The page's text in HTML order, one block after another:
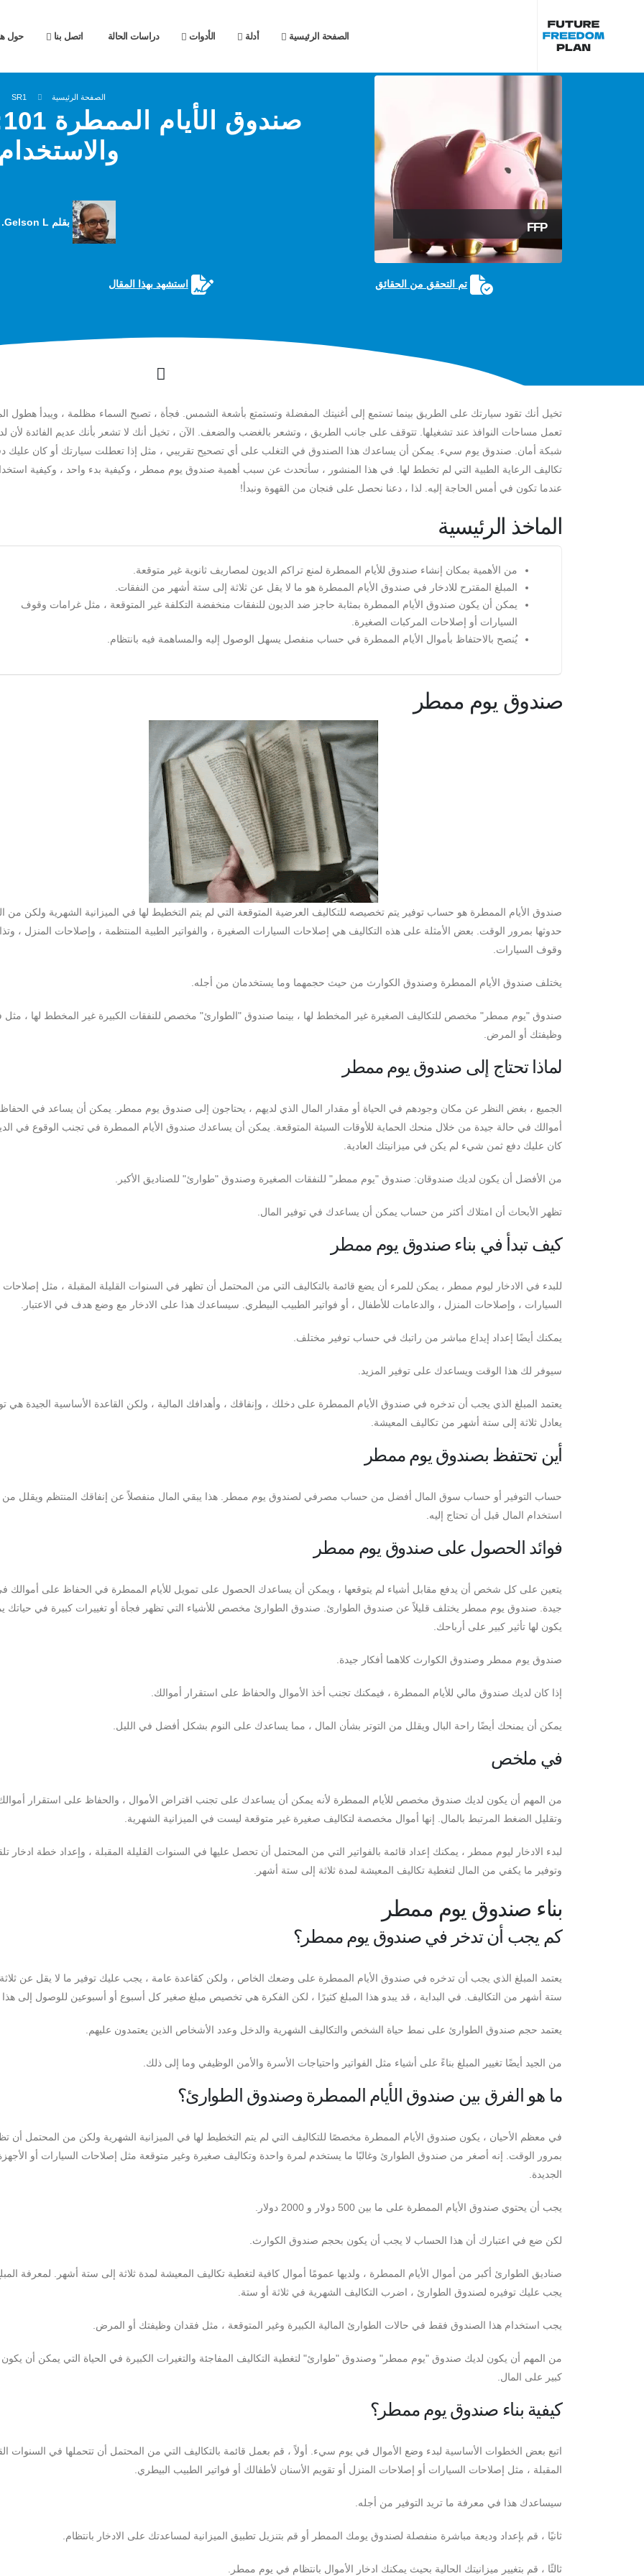
الصفحة الرئيسية أدلة الأدوات دراسات الحالة اتصل بنا حول
FFP
الصفحة الرئيسية SR1
والاستخدام
بقلم Gelson L.
تم التحقق من الحقائق استشهد بهذا المقال
تخيل أنك تقود سيارتك على الطريق بينما تستمع إلى أغنيتك المفضلة وتستمتع بأشعة الشمس. فجأة ، تصبح السماء مظلمة ، ويبدأ هطول
تعمل مساحات النوافذ عند تشغيلها. تتوقف على جانب الطريق ، وتشعر بالغضب والضعف. الآن ، تخيل أنك لا تشعر بأنك عديم الفائدة لأن
شبكة أمان. صندوق يوم سيء. يمكن أن يساعدك هذا الصندوق في التغلب على أي تصحيح تقريبي ، مثل إذا تعطلت سيارتك أو كان عليك
تكاليف الرعاية الطبية التي لم تخطط لها. في هذا المنشور ، سأتحدث عن سبب أهمية صندوق يوم ممطر ، وكيفية بدء واحد ، وكيفية
عندما تكون في أمس الحاجة إليه. لذا ، دعنا نحصل على فنجان من القهوة ونبدأ!
الماخذ الرئيسية
من الأهمية بمكان إنشاء صندوق للأيام الممطرة لمنع تراكم الديون لمصاريف ثانوية غير متوقعة.
المبلغ المقترح للادخار في صندوق الأيام الممطرة هو ما لا يقل عن ثلاثة إلى ستة أشهر من النفقات.
يمكن أن يكون صندوق الأيام الممطرة بمثابة حاجز ضد الديون للنفقات منخفضة التكلفة غير المتوقعة ، مثل غرامات وقوف
السيارات أو إصلاحات المركبات الصغيرة.
يُنصح بالاحتفاظ بأموال الأيام الممطرة في حساب منفصل يسهل الوصول إليه والمساهمة فيه بانتظام.
صندوق يوم ممطر
صندوق الأيام الممطرة هو حساب توفير يتم تخصيصه للتكاليف العرضية المتوقعة التي لم يتم التخطيط لها في الميزانية الشهرية ولكن من
حدوثها بمرور الوقت. بعض الأمثلة على هذه التكاليف هي إصلاحات السيارات الصغيرة ، والفواتير الطبية المنتظمة ، وإصلاحات المنزل ،
وقوف السيارات.
يختلف صندوق الأيام الممطرة وصندوق الكوارث من حيث حجمهما وما يستخدمان من أجله.
صندوق "يوم ممطر" مخصص للتكاليف الصغيرة غير المخطط لها ، بينما صندوق "الطوارئ" مخصص للنفقات الكبيرة غير المخطط لها ، مثل
وظيفتك أو المرض.
لماذا تحتاج إلى صندوق يوم ممطر
الجميع ، بغض النظر عن مكان وجودهم في الحياة أو مقدار المال الذي لديهم ، يحتاجون إلى صندوق يوم ممطر. يمكن أن يساعد في
أموالك في حالة جيدة من خلال منحك الحماية للأوقات السيئة المتوقعة. يمكن أن يساعدك صندوق الأيام الممطرة في تجنب الوقوع في
كان عليك دفع ثمن شيء لم يكن في ميزانيتك العادية.
من الأفضل أن يكون لديك صندوقان: صندوق "يوم ممطر" للنفقات الصغيرة وصندوق "طوارئ" للصناديق الأكبر.
تظهر الأبحاث أن امتلاك أكثر من حساب يمكن أن يساعدك في توفير المال.
كيف تبدأ في بناء صندوق يوم ممطر
للبدء في الادخار ليوم ممطر ، يمكن للمرء أن يضع قائمة بالتكاليف التي من المحتمل أن تظهر في السنوات القليلة المقبلة ، مثل إصلاحات
السيارات ، وإصلاحات المنزل ، والدعامات للأطفال ، أو فواتير الطبيب البيطري. سيساعدك هذا على الادخار مع وضع هدف في الاعتبار.
يمكنك أيضًا إعداد إيداع مباشر من راتبك في حساب توفير مختلف.
سيوفر لك هذا الوقت ويساعدك على توفير المزيد.
يعتمد المبلغ الذي يجب أن تدخره في صندوق الأيام الممطرة على دخلك ، وإنفاقك ، وأهدافك المالية ، ولكن القاعدة الأساسية الجيدة هي
يعادل ثلاثة إلى ستة أشهر من تكاليف المعيشة.
أين تحتفظ بصندوق يوم ممطر
حساب التوفير أو حساب سوق المال أفضل من حساب مصرفي لصندوق يوم ممطر. هذا يبقي المال منفصلاً عن إنفاقك المنتظم ويقلل من
استخدام المال قبل أن تحتاج إليه.
فوائد الحصول على صندوق يوم ممطر
يتعين على كل شخص أن يدفع مقابل أشياء لم يتوقعها ، ويمكن أن يساعدك الحصول على تمويل للأيام الممطرة في الحفاظ على أموالك
جيدة. صندوق يوم ممطر يختلف قليلاً عن صندوق الطوارئ. صندوق الطوارئ مخصص للأشياء التي تظهر فجأة أو تغييرات كبيرة في حياتك
يكون لها تأثير كبير على أرباحك.
صندوق يوم ممطر وصندوق الكوارث كلاهما أفكار جيدة.
إذا كان لديك صندوق مالي للأيام الممطرة ، فيمكنك تجنب أخذ الأموال والحفاظ على استقرار أموالك.
يمكن أن يمنحك أيضًا راحة البال ويقلل من التوتر بشأن المال ، مما يساعدك على النوم بشكل أفضل في الليل.
في ملخص
من المهم أن يكون لديك صندوق مخصص للأيام الممطرة لأنه يمكن أن يساعدك على تجنب اقتراض الأموال ، والحفاظ على استقرار
وتقليل الضغط المرتبط بالمال. إنها أموال مخصصة لتكاليف صغيرة غير متوقعة ليست في الميزانية الشهرية.
لبدء الادخار ليوم ممطر ، يمكنك إعداد قائمة بالفواتير التي من المحتمل أن تحصل عليها في السنوات القليلة المقبلة ، وإعداد خطة ادخار
وتوفير ما يكفي من المال لتغطية تكاليف المعيشة لمدة ثلاثة إلى ستة أشهر.
بناء صندوق يوم ممطر
كم يجب أن تدخر في صندوق يوم ممطر؟
يعتمد المبلغ الذي يجب أن تدخره في صندوق الأيام الممطرة على وضعك الخاص ، ولكن كقاعدة عامة ، يجب عليك توفير ما لا يقل عن
ستة أشهر من التكاليف. في البداية ، قد يبدو هذا المبلغ كثيرًا ، لكن الفكرة هي تخصيص مبلغ صغير كل أسبوع أو أسبوعين للوصول إلى هذا
يعتمد حجم صندوق الطوارئ على نمط حياة الشخص والتكاليف الشهرية والدخل وعدد الأشخاص الذين يعتمدون عليهم.
من الجيد أيضًا تغيير المبلغ بناءً على أشياء مثل الفواتير واحتياجات الأسرة والأمن الوظيفي وما إلى ذلك.
ما هو الفرق بين صندوق الأيام الممطرة وصندوق الطوارئ؟
في معظم الأحيان ، يكون صندوق الأيام الممطرة مخصصًا للتكاليف التي لم يتم التخطيط لها في الميزانية الشهرية ولكن من المحتمل أن
بمرور الوقت. إنه أصغر من صندوق الطوارئ وغالبًا ما يستخدم لمرة واحدة وتكاليف صغيرة وغير متوقعة مثل إصلاحات السيارات أو
الجديدة.
يجب أن يحتوي صندوق الأيام الممطرة على ما بين 500 دولار و 2000 دولار.
لكن ضع في اعتبارك أن هذا الحساب لا يجب أن يكون بحجم صندوق الكوارث.
صناديق الطوارئ أكبر من أموال الأيام الممطرة ، ولديها عمومًا أموال كافية لتغطية تكاليف المعيشة لمدة ثلاثة إلى ستة أشهر. لمعرفة
يجب عليك توفيره لصندوق الطوارئ ، اضرب التكاليف الشهرية في ثلاثة أو ستة.
يجب استخدام هذا الصندوق فقط في حالات الطوارئ المالية الكبيرة وغير المتوقعة ، مثل فقدان وظيفتك أو المرض.
من المهم أن يكون لديك صندوق "يوم ممطر" وصندوق "طوارئ" لتغطية التكاليف المفاجئة والتغيرات الكبيرة في الحياة التي يمكن أن يكون
كبير على المال.
كيفية بناء صندوق يوم ممطر؟
اتبع بعض الخطوات الأساسية لبدء وضع الأموال في يوم سيء. أولاً ، قم بعمل قائمة بالتكاليف التي من المحتمل أن تتحملها في السنوات
المقبلة ، مثل إصلاحات السيارات أو إصلاحات المنزل أو تقويم الأسنان لأطفالك أو فواتير الطبيب البيطري.
سيساعدك هذا في معرفة ما تريد التوفير من أجله.
ثانيًا ، قم بإعداد وديعة مباشرة منفصلة لصندوق يومك الممطر أو قم بتنزيل تطبيق الميزانية لمساعدتك على الادخار بانتظام.
ثالثًا ، قم بتغيير ميزانيتك الحالية بحيث يمكنك ادخار الأموال بانتظام في يوم ممطر.